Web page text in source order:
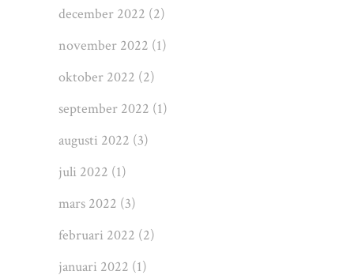
december 2022 (2)
november 2022 (1)
oktober 2022 (2)
september 2022 (1)
augusti 2022 (3)
juli 2022 (1)
mars 2022 (3)
februari 2022 (2)
januari 2022 (1)